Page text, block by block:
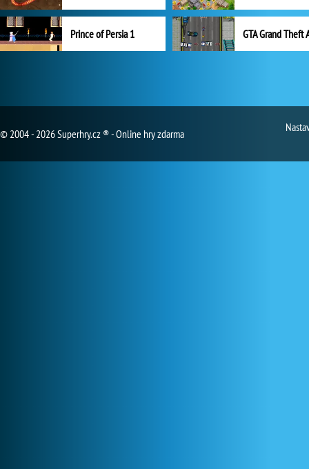
Prince of Persia 1 GTA Grand Theft
© 2004 - 2026 Superhry.cz ® - Online hry zdarma